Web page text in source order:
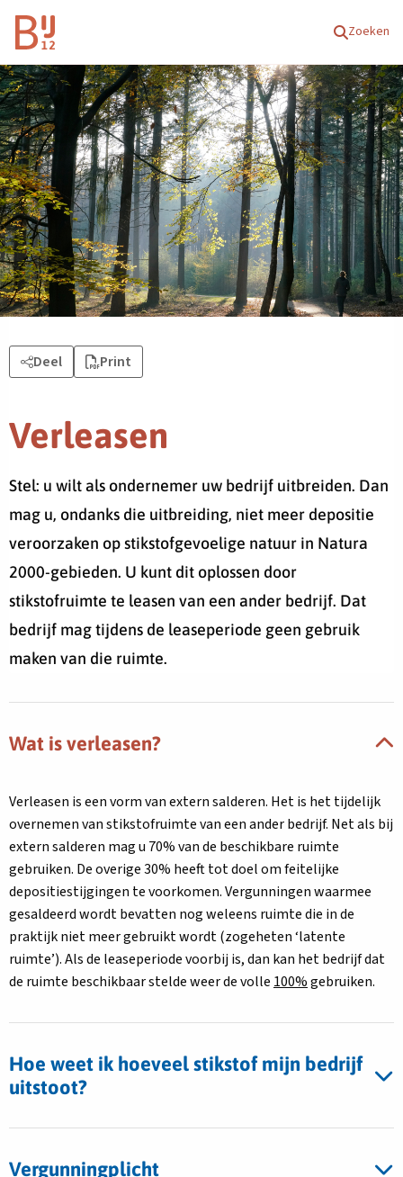
Homepagina Zoeken
Deel Print
Verleasen
Stel: u wilt als ondernemer uw bedrijf uitbreiden. Dan
mag u, ondanks die uitbreiding, niet meer depositie
veroorzaken op stikstofgevoelige natuur in Natura
2000-gebieden. U kunt dit oplossen door
stikstofruimte te leasen van een ander bedrijf. Dat
bedrijf mag tijdens de leaseperiode geen gebruik
maken van die ruimte.
Wat is verleasen?
Verleasen is een vorm van extern salderen. Het is het tijdelijk
overnemen van stikstofruimte van een ander bedrijf. Net als bij
extern salderen mag u 70% van de beschikbare ruimte
gebruiken. De overige 30% heeft tot doel om feitelijke
depositiestijgingen te voorkomen. Vergunningen waarmee
gesaldeerd wordt bevatten nog weleens ruimte die in de
praktijk niet meer gebruikt wordt (zogeheten ‘latente
ruimte’). Als de leaseperiode voorbij is, dan kan het bedrijf dat
de ruimte beschikbaar stelde weer de volle 100%gebruiken.
Hoe weet ik hoeveel stikstof mijn bedrijf
uitstoot?
Vergunningplicht